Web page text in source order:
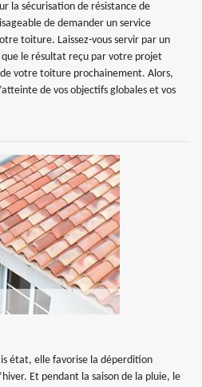
la sécurisation de résistance de
de demander un service
toiture. Laissez-vous servir par un
le résultat reçu par votre projet
votre toiture prochainement. Alors,
de vos objectifs globales et vos
état, elle favorise la déperdition
Et pendant la saison de la pluie, le